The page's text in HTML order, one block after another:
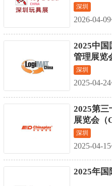
深圳
2026-04-
2025中国
管理展览
深圳
2025-04-
2025第三
展览会（
深圳
2025-04-
2025年